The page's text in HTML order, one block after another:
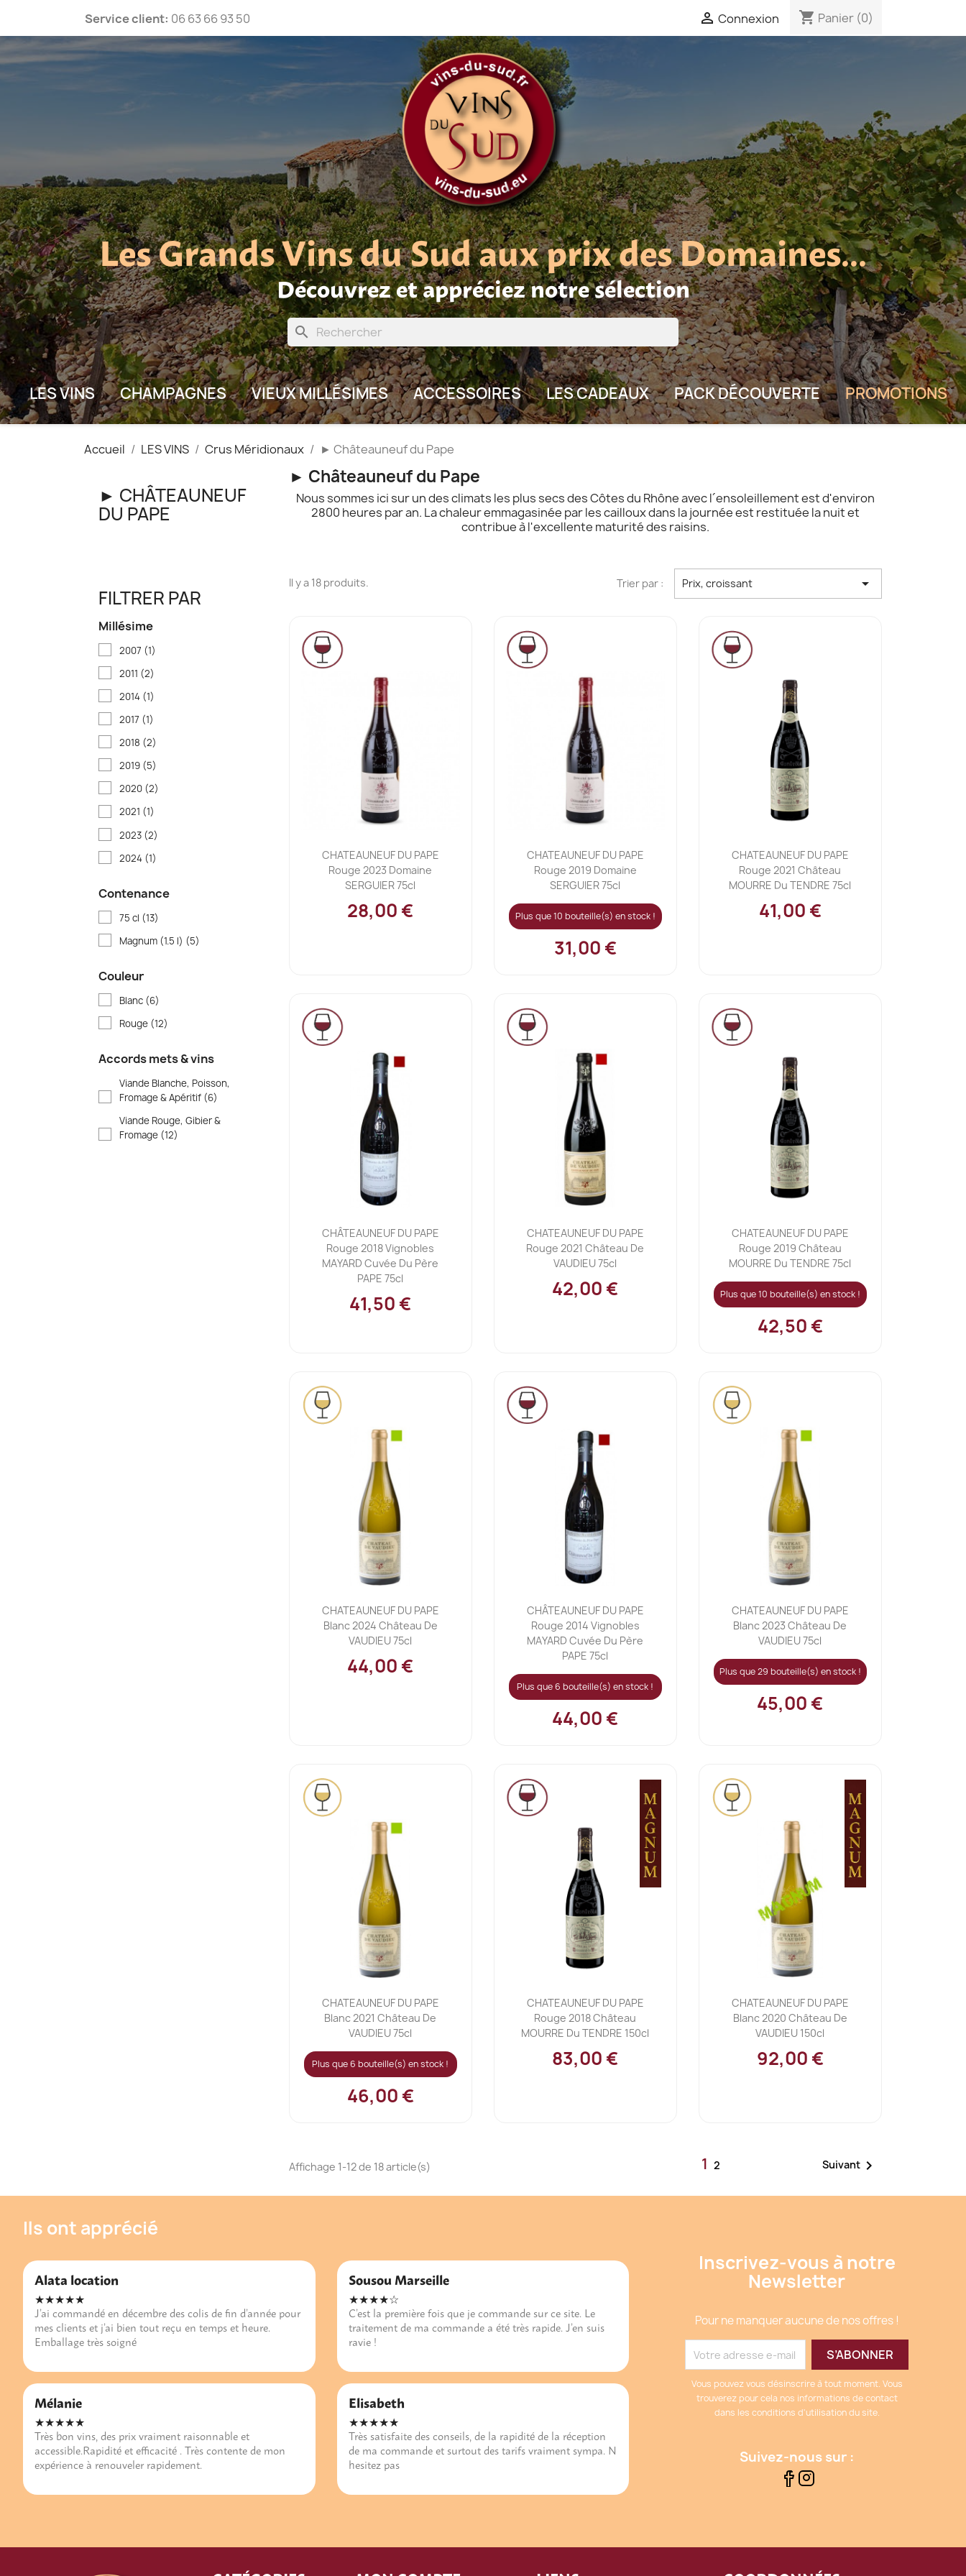
Service client: 06 63 66 93 50  Connexion shopping_cart Panier (0)
Les Grands Vins du Sud aux prix des Domaines...
Découvrez et appréciez notre sélection
search
LES VINS CHAMPAGNES VIEUX MILLÉSIMES ACCESSOIRES LES CADEAUX PACK DÉCOUVERTE PROMOTIONS
Accueil LES VINS Crus Méridionaux ► Châteauneuf du Pape
► CHÂTEAUNEUF
DU PAPE
FILTRER PAR
Millésime
2007 (1)
2011 (2)
2014 (1)
2017 (1)
2018 (2)
2019 (5)
2020 (2)
2021 (1)
2023 (2)
2024 (1)
Contenance
75 cl (13)
Magnum (1.5 l) (5)
Couleur
Blanc (6)
Rouge (12)
Accords mets & vins
Viande Blanche, Poisson,
Fromage & Apéritif (6)
Viande Rouge, Gibier &
Fromage (12)
► Châteauneuf du Pape
Nous sommes ici sur un des climats les plus secs des Côtes du Rhône avec l´ensoleillement est d'environ
2800 heures par an. La chaleur emmagasinée par les cailloux dans la journée est restituée la nuit et
contribue à l'excellente maturité des raisins.
Il y a 18 produits. Trier par : Prix, croissant 
CHATEAUNEUF DU PAPE
Rouge 2023 Domaine
SERGUIER 75cl
28,00 €
CHATEAUNEUF DU PAPE
Rouge 2019 Domaine
SERGUIER 75cl
Plus que 10 bouteille(s) en stock !
31,00 €
CHATEAUNEUF DU PAPE
Rouge 2021 Château
MOURRE Du TENDRE 75cl
41,00 €

CHÂTEAUNEUF DU PAPE
Rouge 2018 Vignobles
MAYARD Cuvée Du Père
PAPE 75cl
41,50 €
CHATEAUNEUF DU PAPE
Rouge 2021 Château De
VAUDIEU 75cl
42,00 €
CHATEAUNEUF DU PAPE
Rouge 2019 Château
MOURRE Du TENDRE 75cl
Plus que 10 bouteille(s) en stock !
42,50 €
CHATEAUNEUF DU PAPE
Blanc 2024 Château De
VAUDIEU 75cl
44,00 €

CHÂTEAUNEUF DU PAPE
Rouge 2014 Vignobles
MAYARD Cuvée Du Père
PAPE 75cl
Plus que 6 bouteille(s) en stock !
44,00 €
CHATEAUNEUF DU PAPE
Blanc 2023 Château De
VAUDIEU 75cl
Plus que 29 bouteille(s) en stock !
45,00 €
CHATEAUNEUF DU PAPE
Blanc 2021 Château De
VAUDIEU 75cl
Plus que 6 bouteille(s) en stock !
46,00 €
CHATEAUNEUF DU PAPE
Rouge 2018 Château
MOURRE Du TENDRE 150cl
83,00 €
CHATEAUNEUF DU PAPE
Blanc 2020 Château De
VAUDIEU 150cl
92,00 €
Affichage 1-12 de 18 article(s) 1 2 Suivant
Ils ont apprécié
Alata location
★★★★★
J’ai commandé en décembre des colis de fin d’année pour
mes clients et j’ai bien tout reçu en temps et heure.
Emballage très soigné
Mélanie
★★★★★
Très bon vins, des prix vraiment raisonnable et
accessible.Rapidité et efficacité . Très contente de mon
expérience à renouveler rapidement.
Sousou Marseille
★★★★☆
C’est la première fois que je commande sur ce site. Le
traitement de ma commande a été très rapide. J’en suis
ravie !
Elisabeth
★★★★★
Très satisfaite des conseils, de la rapidité de la réception
de ma commande et surtout des tarifs vraiment sympa. N
hesitez pas
Inscrivez-vous à notre
Newsletter
Pour ne manquer aucune de nos offres !
Vous pouvez vous désinscrire à tout moment. Vous
trouverez pour cela nos informations de contact
dans les conditions d'utilisation du site.
Suivez-nous sur :